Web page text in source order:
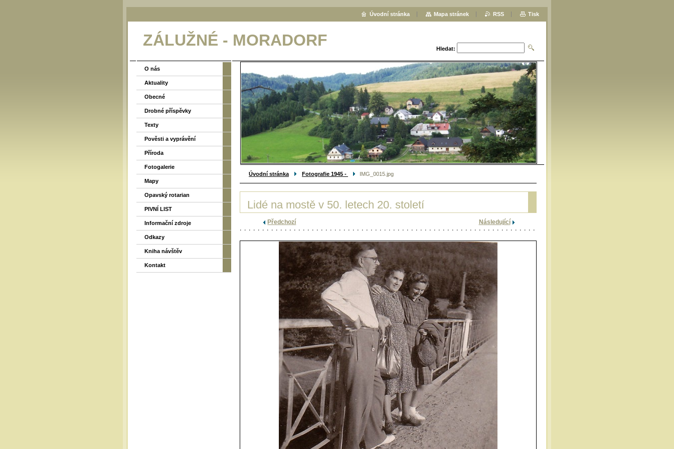
ZÁLUŽNÉ - MORADORF Hledat:
Úvodní stránka Fotografie 1945 - IMG_0015.jpg
Lidé na mostě v 50. letech 20. století
Předchozí Následující
O nás
Aktuality
Obecné
Drobné příspěvky
Texty
Pověsti a vyprávění
Příroda
Fotogalerie
Mapy
Opavský rotarian
PIVNÍ LIST
Informační zdroje
Odkazy
Kniha návštěv
Kontakt
Úvodní stránka Mapa stránek RSS Tisk